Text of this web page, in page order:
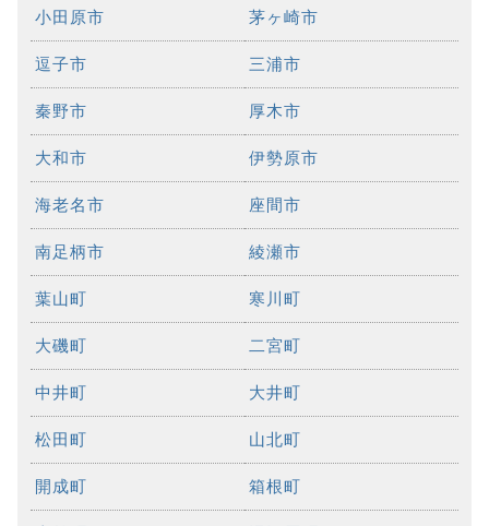
小田原市 茅ヶ崎市
逗子市 三浦市
秦野市 厚木市
大和市 伊勢原市
海老名市 座間市
南足柄市 綾瀬市
葉山町 寒川町
大磯町 二宮町
中井町 大井町
松田町 山北町
開成町 箱根町